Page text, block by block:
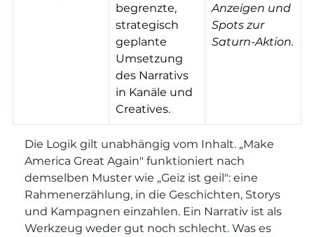
begrenzte,
strategisch
geplante
Umsetzung
des Narrativs
in Kanäle und
Creatives.
Anzeigen und
Spots zur
Saturn-Aktion.
Die Logik gilt unabhängig vom Inhalt. „Make
America Great Again" funktioniert nach
demselben Muster wie „Geiz ist geil": eine
Rahmenerzählung, in die Geschichten, Storys
und Kampagnen einzahlen. Ein Narrativ ist als
Werkzeug weder gut noch schlecht. Was es